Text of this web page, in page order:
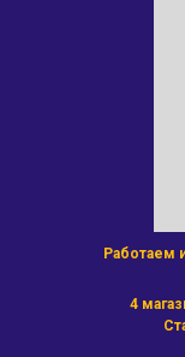
Работаем
4